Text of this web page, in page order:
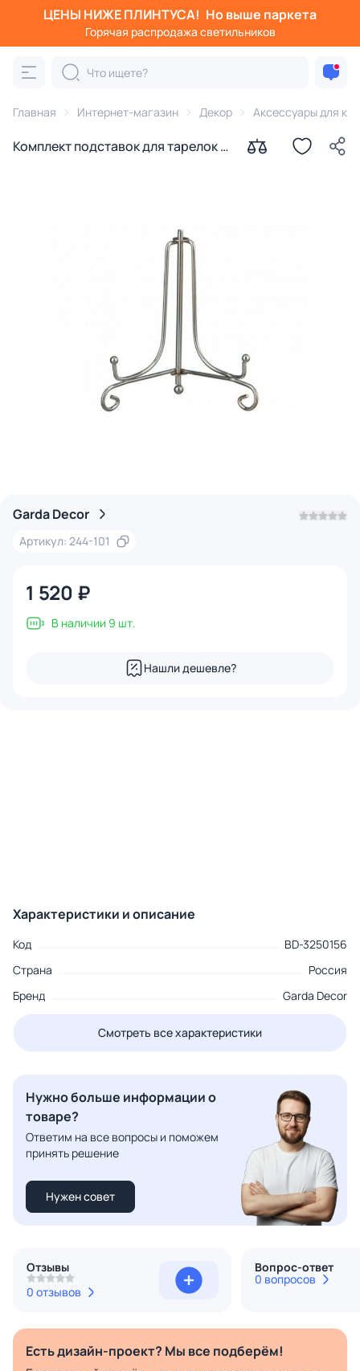
ЦЕНЫ НИЖЕ ПЛИНТУСА! Но выше паркета
Горячая распродажа светильников
Главная Интернет-магазин Декор Аксессуары для
Комплект подставок для тарелок 5
Garda Decor
Артикул: 244-101
1 520 ₽
В наличии 9 шт.
Нашли дешевле?
Характеристики и описание
Код
BD-3250156
Страна
Россия
Бренд
Garda Decor
Смотреть все характеристики
Нужно больше информации о
товаре?
Ответим на все вопросы и поможем
принять решение
Нужен совет
Отзывы
0 отзывов
Вопрос-ответ
0 вопросов
Есть дизайн-проект? Мы все подберём!